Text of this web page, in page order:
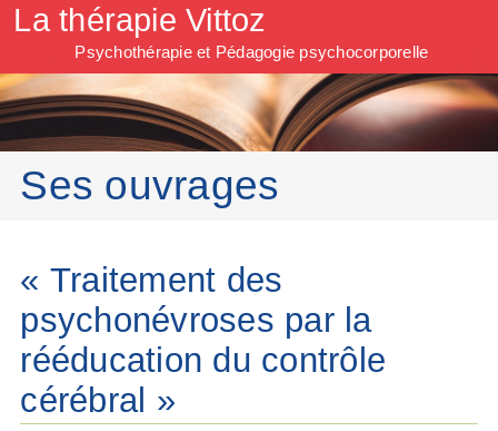
La thérapie Vittoz
Psychothérapie et Pédagogie psychocorporelle
Ses ouvrages
« Traitement des
psychonévroses par la
rééducation du contrôle
cérébral »